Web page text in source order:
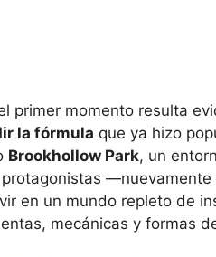
primer momento resulta
la fórmula que ya hizo
Brookhollow Park, un
protagonistas
en un mundo repleto de
mecánicas y formas